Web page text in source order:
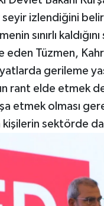
izlendiğini
sınırlı
eden Tüzmen,
gerileme
rant elde etmek
etmek olması
kişilerin sektörde